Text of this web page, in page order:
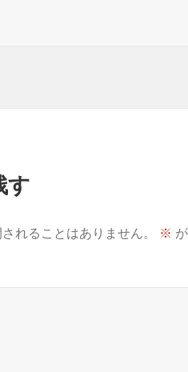
す
れることはありません。 ※